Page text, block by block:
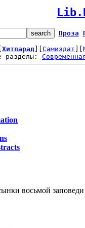
Проза
Хитпарад Самиздат
разделы:
восьмой